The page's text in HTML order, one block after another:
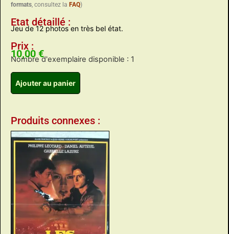
formats, consultez la FAQ)
Etat détaillé :
Jeu de 12 photos en très bel état.
Prix :
10,00 €
Nombre d'exemplaire disponible : 1
Ajouter au panier
Produits connexes :